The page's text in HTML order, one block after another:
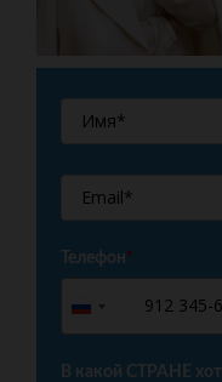
Телефон*
Russia
+7
В какой СТРАНЕ